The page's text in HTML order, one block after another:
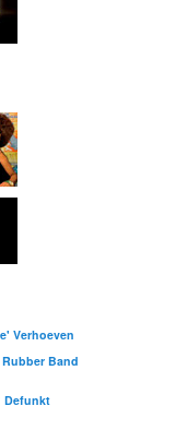
Verhoeven
Band
Defunkt